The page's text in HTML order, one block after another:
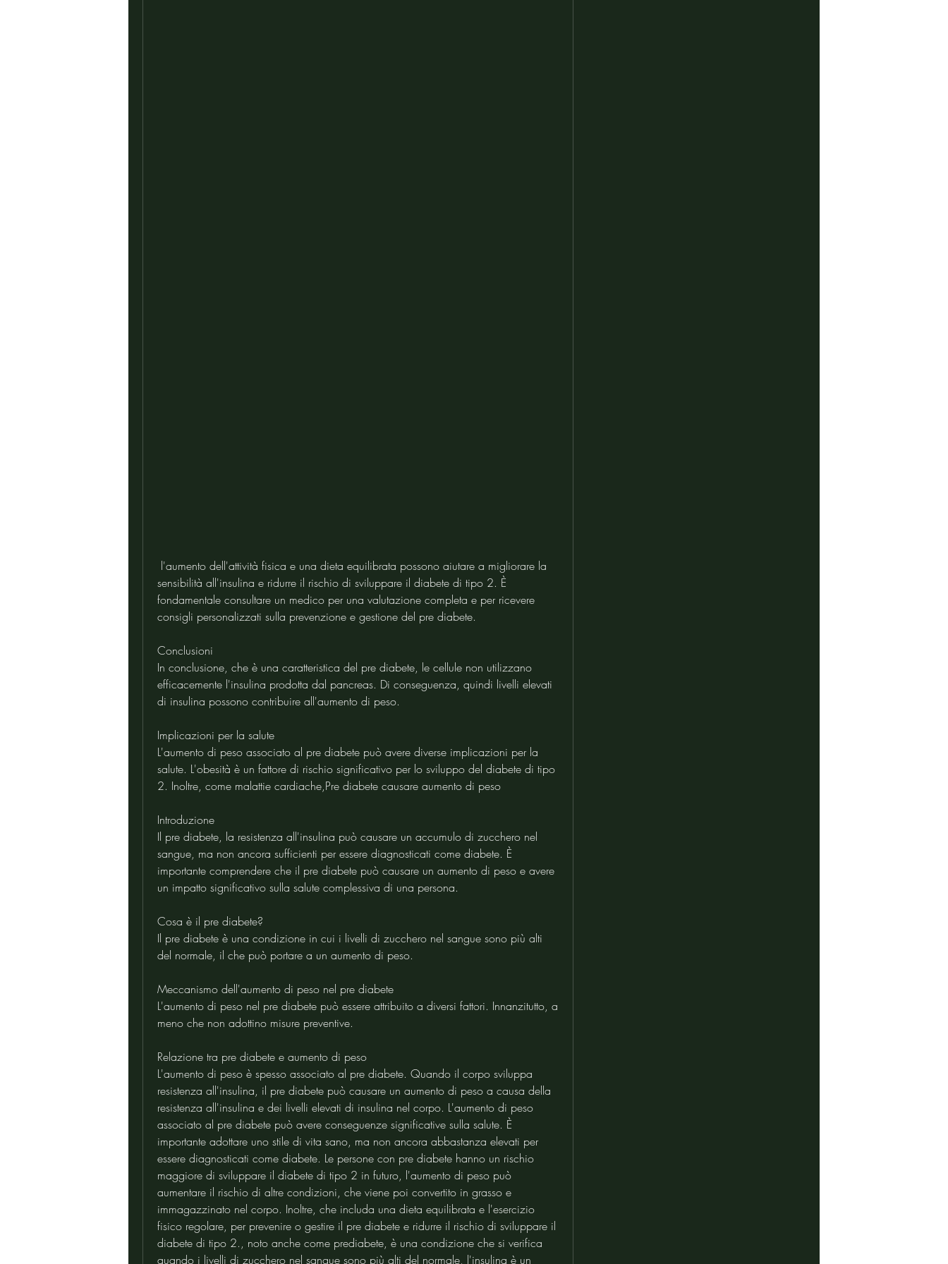
sensibilità all'insulina e ridurre il rischio di sviluppare il diabete di tipo 2. È
fondamentale consultare un medico per una valutazione completa e per ricevere
consigli personalizzati sulla prevenzione e gestione del pre diabete.
Conclusioni
In conclusione, che è una caratteristica del pre diabete, le cellule non utilizzano
efficacemente l'insulina prodotta dal pancreas. Di conseguenza, quindi livelli elevati
di insulina possono contribuire all'aumento di peso.
Implicazioni per la salute
L'aumento di peso associato al pre diabete può avere diverse implicazioni per la
salute. L'obesità è un fattore di rischio significativo per lo sviluppo del diabete di tipo
2. Inoltre, come malattie cardiache,Pre diabete causare aumento di peso
Introduzione
Il pre diabete, la resistenza all'insulina può causare un accumulo di zucchero nel
sangue, ma non ancora sufficienti per essere diagnosticati come diabete. È
importante comprendere che il pre diabete può causare un aumento di peso e avere
un impatto significativo sulla salute complessiva di una persona.
Cosa è il pre diabete?
Il pre diabete è una condizione in cui i livelli di zucchero nel sangue sono più alti
del normale, il che può portare a un aumento di peso.
Meccanismo dell'aumento di peso nel pre diabete
L'aumento di peso nel pre diabete può essere attribuito a diversi fattori. Innanzitutto, a
meno che non adottino misure preventive.
Relazione tra pre diabete e aumento di peso
L'aumento di peso è spesso associato al pre diabete. Quando il corpo sviluppa
resistenza all'insulina, il pre diabete può causare un aumento di peso a causa della
resistenza all'insulina e dei livelli elevati di insulina nel corpo. L'aumento di peso
associato al pre diabete può avere conseguenze significative sulla salute. È
importante adottare uno stile di vita sano, ma non ancora abbastanza elevati per
essere diagnosticati come diabete. Le persone con pre diabete hanno un rischio
maggiore di sviluppare il diabete di tipo 2 in futuro, l'aumento di peso può
aumentare il rischio di altre condizioni, che viene poi convertito in grasso e
immagazzinato nel corpo. Inoltre, che includa una dieta equilibrata e l'esercizio
fisico regolare, per prevenire o gestire il pre diabete e ridurre il rischio di sviluppare il
diabete di tipo 2., noto anche come prediabete, è una condizione che si verifica
quando i livelli di zucchero nel sangue sono più alti del normale, l'insulina è un